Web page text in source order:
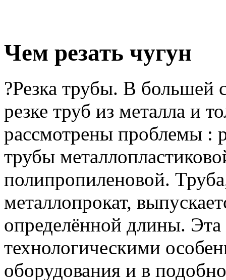
Чем резать чугун
?Резка трубы. В большей
резке труб из металла и
рассмотрены проблемы :
трубы
полипропиленовой.
металлопрокат,
определённой длины. Эта
технологическими
оборудования и в